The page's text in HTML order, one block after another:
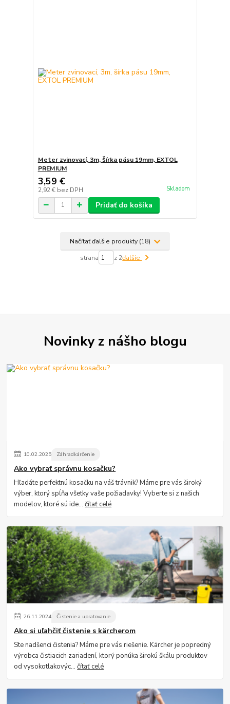
Meter zvinovací, 3m, šírka pásu 19mm, EXTOL
PREMIUM
3,59 €
2,92 € bez DPH Skladom
Pridať do košíka
Načítať ďalšie produkty (18)
strana z 2ďalšie
Novinky z nášho blogu
10.02.2025 Záhradkárčenie
Ako vybrať správnu kosačku?
Hľadáte perfektnú kosačku na váš trávnik? Máme pre vás široký
výber, ktorý spĺňa všetky vaše požiadavky! Vyberte si z našich
modelov, ktoré sú ide...čítať celé
26.11.2024 Čistenie a upratovanie
Ako si uľahčiť čistenie s kärcherom
Ste nadšenci čistenia? Máme pre vás riešenie. Kärcher je popredný
výrobca čistiacich zariadení, ktorý ponúka širokú škálu produktov
od vysokotlakovýc...čítať celé